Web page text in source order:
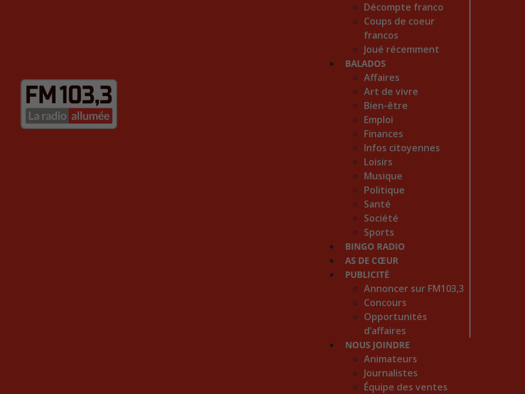
Décompte franco
Coups de coeur
francos
Joué récemment
BALADOS
Affaires
Art de vivre
Bien-être
Emploi
Finances
Infos citoyennes
Loisirs
Musique
Politique
Santé
Société
Sports
BINGO RADIO
AS DE CŒUR
PUBLICITÉ
Annoncer sur FM103,3
Concours
Opportunités
d’affaires
NOUS JOINDRE
Animateurs
Journalistes
Équipe des ventes